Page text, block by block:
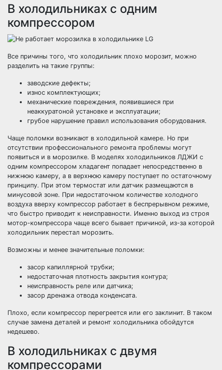
В холодильниках с одним
компрессором
Все причины того, что холодильник плохо морозит, можно
разделить на такие группы:
заводские дефекты;
износ комплектующих;
механические повреждения, появившиеся при
неаккуратоной установке и эксплуатации;
грубое нарушение правил использования оборудования.
Чаще поломки возникают в холодильной камере. Но при
отсутствии профессионального ремонта проблемы могут
появиться и в морозилке. В моделях холодильников ЛДЖИ с
одним компрессором хладагент попадает непосредственно в
нижнюю камеру, а в верхнюю камеру поступает по остаточному
принципу. При этом термостат или датчик размещаются в
минусовой зоне. При недостаточном количестве холодного
воздуха вверху компрессор работает в беспрерывном режиме,
что быстро приводит к неисправности. Именно выход из строя
мотор-компрессора чаще всего бывает причиной, из-за которой
холодильник перестал морозить.
Возможны и менее значительные поломки:
засор капиллярной трубки;
недостаточная плотность закрытия контура;
неисправность реле или датчика;
засор дренажа отвода конденсата.
Плохо, если компрессор перегреется или его заклинит. В таком
случае замена деталей и ремонт холодильника обойдутся
недешево.
В холодильниках с двумя
компрессорами